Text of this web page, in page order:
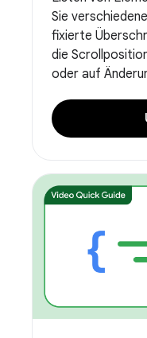
Sie
fixierte
die
oder auf